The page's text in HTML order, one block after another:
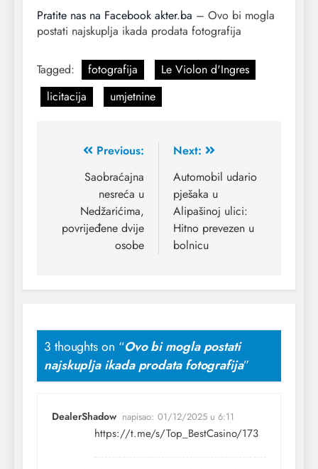
Pratite nas na Facebook akter.ba – Ovo bi mogla
postati najskuplja ikada prodata fotografija
Tagged: fotografija
Le Violon d'Ingres
licitacija
umjetnine
Previous:
Saobraćajna
nesreća u
Nedžarićima,
povrijeđene dvije
osobe
Next:
Automobil udario
pješaka u
Alipašinoj ulici:
Hitno prevezen u
bolnicu
3 thoughts on “Ovo bi mogla postati
najskuplja ikada prodata fotografija”
DealerShadow napisao: 01/12/2025 u 6:11
https://t.me/s/Top_BestCasino/173